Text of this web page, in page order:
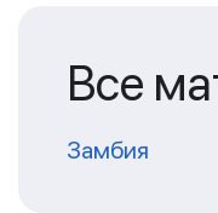
Все
Замбия